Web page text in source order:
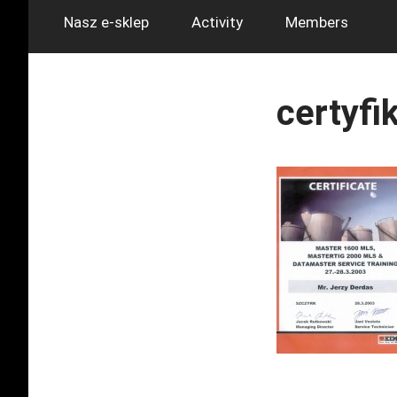
Nasz e-sklep Activity Members